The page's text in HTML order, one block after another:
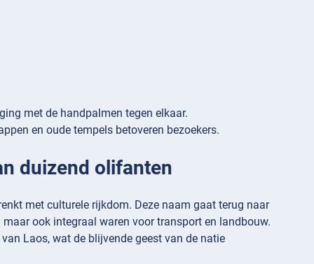
met de handpalmen tegen elkaar.
en oude tempels betoveren bezoekers.
duizend olifanten
met culturele rijkdom. Deze naam gaat terug naar
ook integraal waren voor transport en landbouw.
Laos, wat de blijvende geest van de natie